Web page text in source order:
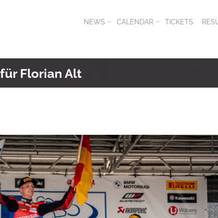
NEWS CALENDAR TICKETS
Florian Alt